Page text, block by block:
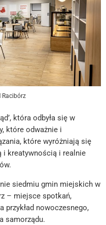
Racibórz
która odbyła się w
które odważnie i
które wyróżniają się
i kreatywnością i realnie
siedmiu gmin miejskich w
– miejsce spotkań,
przykład nowoczesnego,
samorządu.